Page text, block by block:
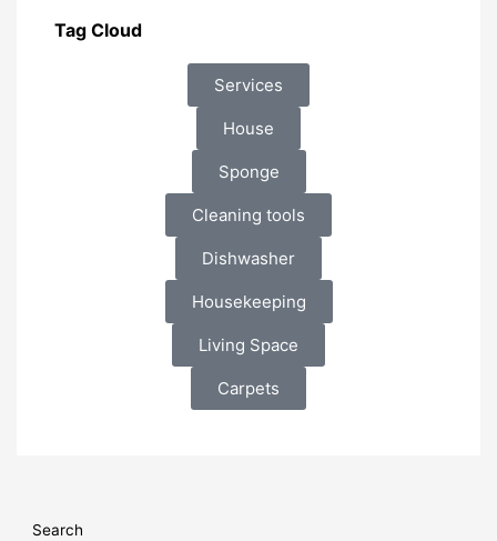
Tag Cloud
Services
House
Sponge
Cleaning tools
Dishwasher
Housekeeping
Living Space
Carpets
Search